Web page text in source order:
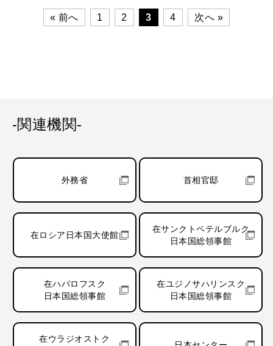
« 前へ 1 2 3 4 次へ »
-関連機関-
外務省 首相官邸
在ロシア日本国大使館
在サンクトペテルブルク
日本国総領事館
在ハバロフスク
日本国総領事館
在ユジノサハリンスク
日本国総領事館
在ウラジオストク